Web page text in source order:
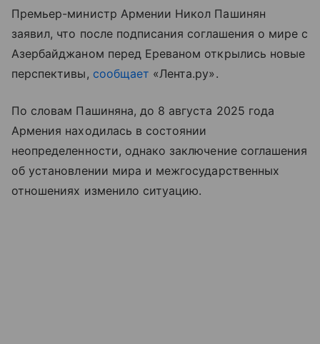
Премьер-министр Армении Никол Пашинян
заявил, что после подписания соглашения о мире с
Азербайджаном перед Ереваном открылись новые
перспективы, сообщает «Лента.ру».
По словам Пашиняна, до 8 августа 2025 года
Армения находилась в состоянии
неопределенности, однако заключение соглашения
об установлении мира и межгосударственных
отношениях изменило ситуацию.